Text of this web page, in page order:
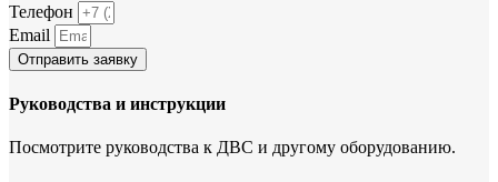
Телефон
Email
Отправить заявку
Руководства и инструкции
Посмотрите руководства к ДВС и другому оборудованию.